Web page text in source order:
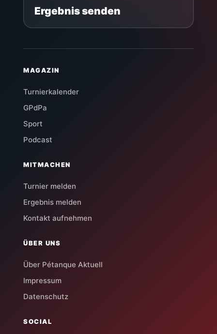
Ergebnis senden
MAGAZIN
Turnierkalender
GPdPa
Sport
Podcast
MITMACHEN
Turnier melden
Ergebnis melden
Kontakt aufnehmen
ÜBER UNS
Über Pétanque Aktuell
Impressum
Datenschutz
SOCIAL